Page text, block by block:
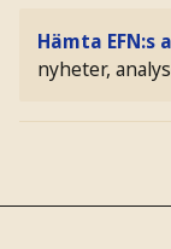
Hämta EFN:s
nyheter,